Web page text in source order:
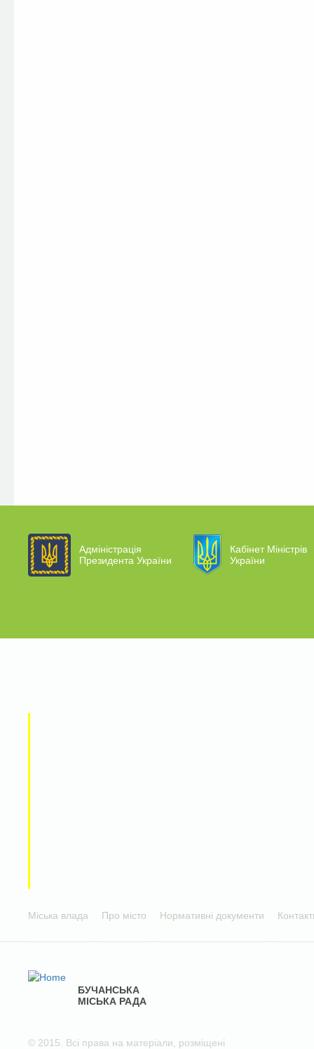
Адміністрація
Президента України
Кабінет Міністрів
України
Міська влада Про місто Нормативні документи
БУЧАНСЬКА
МІСЬКА РАДА
© 2015. Всі права на матеріали, розміщені